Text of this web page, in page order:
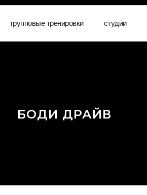
групповые тренировки студии
БОДИ ДРАЙВ